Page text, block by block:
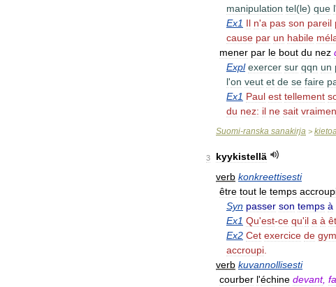
manipulation tel(le) que l'
Ex1 Il n'a pas son pareil
cause par un habile
mener par le bout du nez
Expl exercer sur qqn un
l'on veut et de se faire
Ex1 Paul est tellement
du nez: il ne sait
Suomi-ranska sanakirja >
3
kyykistellä
verb konkreettisesti
être tout le temps
Syn passer son temps à
Ex1 Qu'est-ce qu'il a à
Ex2 Cet exercice de gym
accroupi
verb kuvannollisesti
courber l'échine devant,